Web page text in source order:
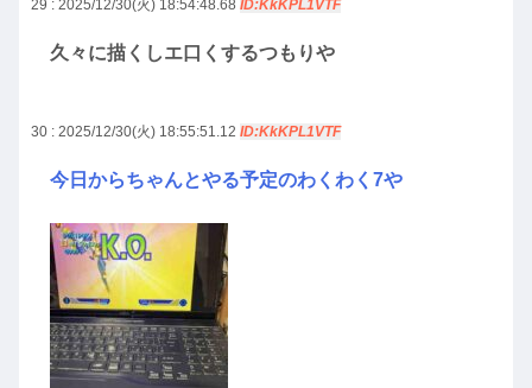
29 : 2025/12/30(火) 18:54:48.68 ID:KkKPL1VTF
久々に描くしエ口くするつもりや
30 : 2025/12/30(火) 18:55:51.12 ID:KkKPL1VTF
今日からちゃんとやる予定のわくわく7や